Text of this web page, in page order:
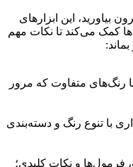
بیاورید، این ابزارهای
کمک می‌کند تا نکات مهم
رنگ‌های متفاوت که مرور
با تنوع رنگ و دسته‌بندی
فرمول‌ها و نکات کلیدی؛